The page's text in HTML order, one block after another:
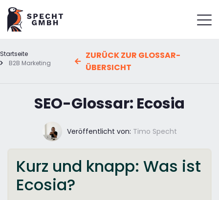
Startseite
B2B Marketing
ZURÜCK ZUR GLOSSAR-
ÜBERSICHT
SEO-Glossar: Ecosia
Veröffentlicht von: Timo Specht
Kurz und knapp: Was ist
Ecosia?